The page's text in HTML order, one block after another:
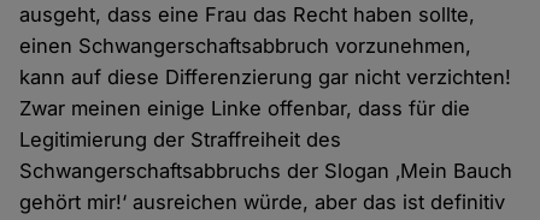
ausgeht, dass eine Frau das Recht haben sollte,
einen Schwangerschaftsabbruch vorzunehmen,
kann auf diese Differenzierung gar nicht verzichten!
Zwar meinen einige Linke offenbar, dass für die
Legitimierung der Straffreiheit des
Schwangerschaftsabbruchs der Slogan ‚Mein Bauch
gehört mir!‘ ausreichen würde, aber das ist definitiv